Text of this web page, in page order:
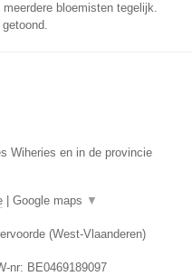
bloemisten tegelijk.
Wiheries en in de provincie
Google maps ▼
(West-Vlaanderen)
nr: BE0469189097